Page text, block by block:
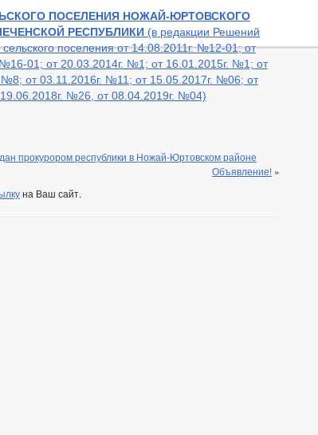
ПОСЕЛЕНИЯ НОЖАЙ-ЮРТОВСКОГО
РЕСПУБЛИКИ (в редакции Решений
поселения от 14.08.2011г. №12-01; от
01; от 20.03.2014г. №1; от 16.01.2015г. №1; от
от 03.11.2016г. №11; от 15.05.2017г. №06; от
№26, от 08.04.2019г. №04)
прокурором республики в Ножай-Юртовском районе
Объявление! »
на Ваш сайт.